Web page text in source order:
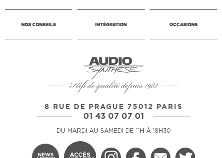
NOS CONSEILS INTÉGRATION OCCASIONS
Hifi de qualité depuis 1983
8 RUE DE PRAGUE 75012 PARIS
01 43 07 07 01
DU MARDI AU SAMEDI DE 11H À 18H30